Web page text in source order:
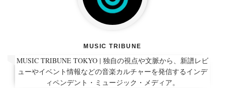
MUSIC TRIBUNE
MUSIC TRIBUNE TOKYO | 独自の視点や文脈から、新譜レビ
ューやイベント情報などの音楽カルチャーを発信するインデ
ィペンデント・ミュージック・メディア。